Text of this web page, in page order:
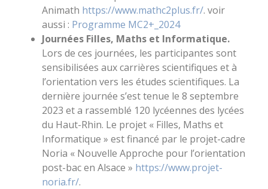
Animath https://www.mathc2plus.fr/. voir
aussi : Programme MC2+_2024
Journées Filles, Maths et Informatique.
Lors de ces journées, les participantes sont
sensibilisées aux carrières scientifiques et à
l’orientation vers les études scientifiques. La
dernière journée s’est tenue le 8 septembre
2023 et a rassemblé 120 lycéennes des lycées
du Haut-Rhin. Le projet « Filles, Maths et
Informatique » est financé par le projet-cadre
Noria « Nouvelle Approche pour l’orientation
post-bac en Alsace » https://www.projet-
noria.fr/.